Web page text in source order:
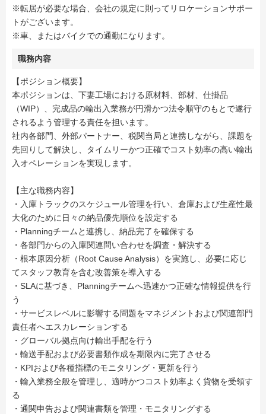
※転居が必要な場合、会社の規定に則ってリロケーションサポー
トがございます。
※車、またはバイクでの通勤になります。
職務内容
【ポジション概要】
本ポジションは、下妻工場における原材料、部材、仕掛品
（WIP）、完成品の輸出入業務が円滑かつ法令順守のもとで遂行
されるよう管理する責任を担います。
社内各部門、外部パートナー、税関当局と連携しながら、課題を
先回りして解決し、タイムリーかつ正確でコスト効率の高い輸出
入オペレーションを実現します。
【主な職務内容】
・入庫トラックのスケジュール管理を行い、倉庫および生産性最
大化のために日々の納品優先順位を設定する
・Planningチームと連携し、納品完了を確保する
・各部門からの入庫関連問い合わせを調査・解決する
・根本原因分析（Root Cause Analysis）を実施し、必要に応じ
てスタッフ教育を含む改善策を導入する
・SLAに基づき、Planningチームへ迅速かつ正確な情報提供を行
う
・サービスレベルに影響する問題をマネジメントおよび関連部門
責任者へエスカレーションする
・グローバル拠点向け輸出手配を行う
・輸送手配および必要書類作成を期限内に完了させる
・KPIおよび各種指標のモニタリング・更新を行う
・輸入業務全般を管理し、適時かつコスト効率よく貨物を受領す
る
・通関申告および関連書類を管理・モニタリングする